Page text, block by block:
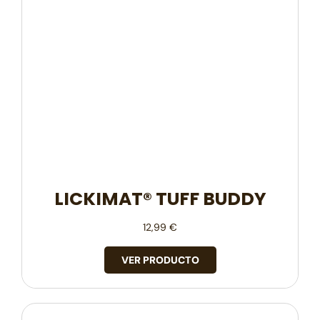
LICKIMAT® TUFF BUDDY
12,99 €
VER PRODUCTO